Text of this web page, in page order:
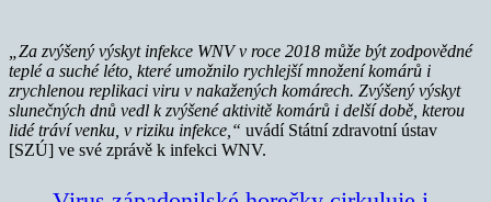
„Za zvýšený výskyt infekce WNV v roce 2018 může být zodpovědné
teplé a suché léto, které umožnilo rychlejší množení komárů i
zrychlenou replikaci viru v nakažených komárech. Zvýšený výskyt
slunečných dnů vedl k zvýšené aktivitě komárů i delší době, kterou
lidé tráví venku, v riziku infekce,“ uvádí Státní zdravotní ústav
[SZÚ] ve své zprávě k infekci WNV.